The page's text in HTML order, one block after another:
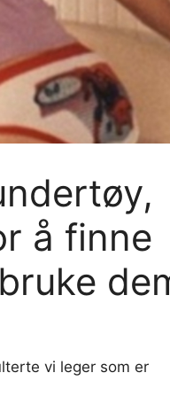
å finne
vi leger som er